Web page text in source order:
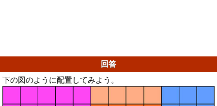
回答
下の図のように配置してみよう。